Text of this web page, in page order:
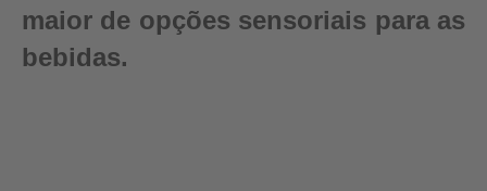
maior de opções sensoriais para as
bebidas.